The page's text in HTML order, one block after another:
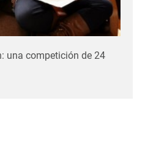
una competición de 24